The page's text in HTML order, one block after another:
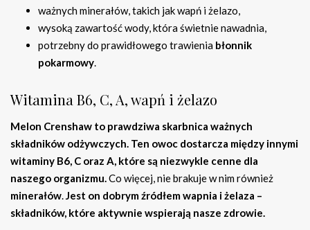
ważnych minerałów, takich jak wapń i żelazo,
wysoką zawartość wody, która świetnie nawadnia,
potrzebny do prawidłowego trawienia błonnik
pokarmowy.
Witamina B6, C, A, wapń i żelazo
Melon Crenshaw to prawdziwa skarbnica ważnych
składników odżywczych. Ten owoc dostarcza między innymi
witaminy B6, C oraz A, które są niezwykle cenne dla
naszego organizmu.Co więcej, nie brakuje w nim również
minerałów.Jest on dobrym źródłem wapnia i żelaza –
składników, które aktywnie wspierają nasze zdrowie.